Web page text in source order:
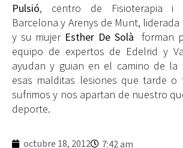
Pulsió, centro de Fisioterapia i
Barcelona y Arenys de Munt,
y su mujer Esther De Solà forman
equipo de expertos de Edelrid y
ayudan y guian en el camino de la
esas malditas lesiones que tarde o
sufrimos y nos apartan de nuestro
deporte.
octubre 18, 2012 7:42 am